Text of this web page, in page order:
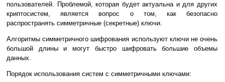
пользователей. Проблемой, которая будет актуальна и для других
криптосистем, является вопрос о том, как безопасно
распространять симметричные (секретные) ключи.
Алгоритмы симметричного шифрования используют ключи не очень
большой длины и могут быстро шифровать большие объемы
данных.
Порядок использования систем с симметричными ключами: